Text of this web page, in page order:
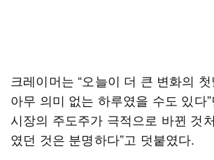
크레이머는 “오늘이 더 큰 변화의
아무 의미 없는 하루였을 수도 있다
시장의 주도주가 극적으로 바뀐 것
였던 것은 분명하다”고 덧붙였다.